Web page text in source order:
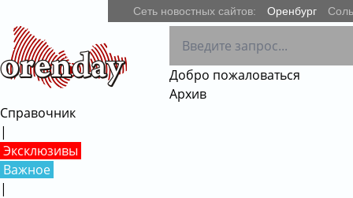
Сеть новостных сайтов: Оренбург
Добро пожаловаться
Архив
Справочник
|
Эксклюзивы
Важное
|